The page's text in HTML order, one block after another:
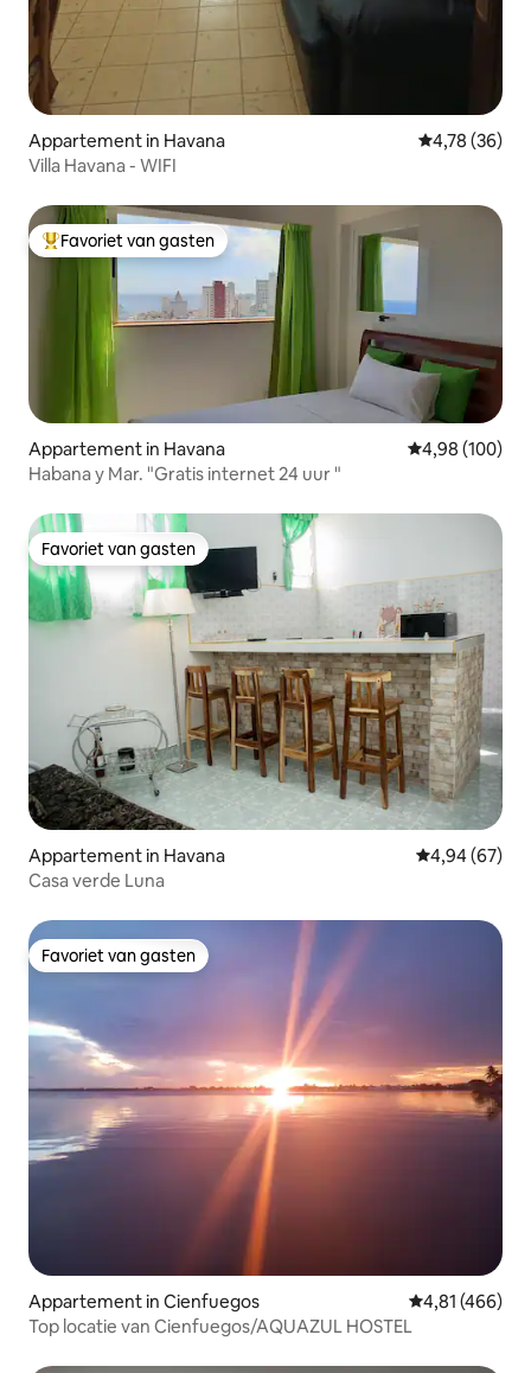
Appartement in Havana Gemiddelde
4,78 (36)
Villa Havana - WIFI
Topfavoriet van gasten
Favoriet van gasten
Appartement in Havana Gemiddelde
4,98 (100)
Habana y Mar. "Gratis internet 24 uur "
Favoriet van gasten
Favoriet van gasten
Appartement in Havana Gemiddelde
4,94 (67)
Casa verde Luna
Favoriet van gasten
Favoriet van gasten
Appartement in Cienfuegos Gemiddelde
4,81 (466)
Top locatie van Cienfuegos/AQUAZUL HOSTEL